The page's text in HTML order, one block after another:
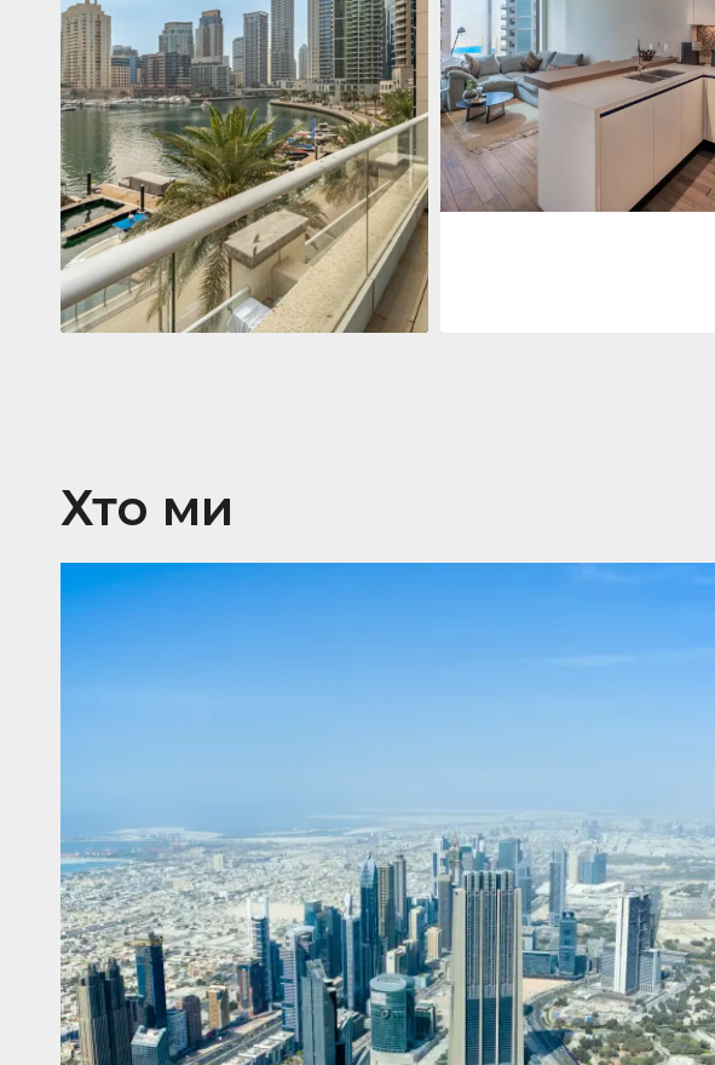
Квартира2 861 035 $
Beauport Tower
Beauport Tower, Marina Promenade,
Dubai Marina, Dubai
34392 м²
Квартира688 011 $
Jumeirah Living Marina Gate
Jumeirah Living Marina Gate, Marina
Gate, Dubai Marina, Dubai
12 73 м²
Хто ми